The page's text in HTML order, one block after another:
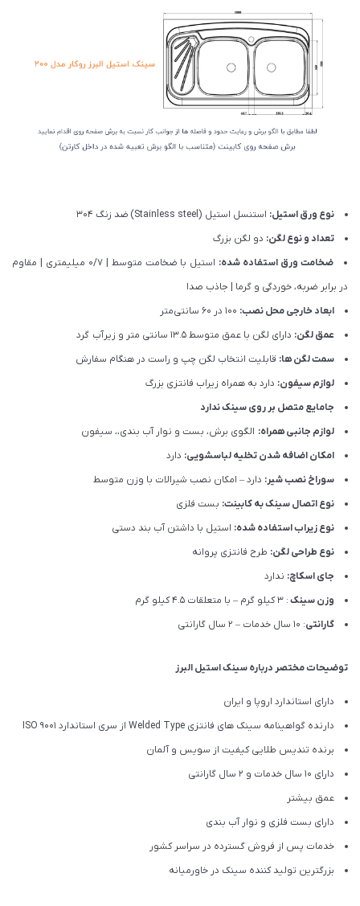
نوع ورق استیل: استنسل استیل (Stainless steel) ضد زنگ 304
تعداد و نوع لگن: دو لگن بزرگ
ضخامت ورق استفاده شده:
استیل با ضخامت متوسط | 0/7 میلیمتری | مقاوم
در برابر ضربه، خوردگی و گرما | جاذب صدا
ابعاد خارجی محل نصب:
عمق لگن: دارای لگن با عمق متوسط 13.5 سانتی متر و زیرآب گرد
سمت لگن ها: قابلیت انتخاب لگن چپ و راست در هنگام سفارش
لوازم سیفون: دارد به همراه زیراب فانتزی بزرگ
جامایع متصل بر روی سینک ندارد
لوازم جانبی همراه: الگوی برش، بست و نوار آب بندی،، سیفون
امکان اضافه شدن تخلیه لباسشویی: دارد
سوراخ نصب شیر: دارد – امکان نصب شیرالات با وزن متوسط
نوع اتصال سینک به کابینت: بست فلزی
نوع زیراب استفاده شده: استیل با داشتن آب بند دستی
نوع طراحی لگن: طرح فانتزی پروانه
جای اسکاچ: ندارد
وزن سینک: 3 کیلو گرم – با متعلقات 4.5 کیلو گرم
گارانتی: 10 سال خدمات – 2 سال گارانتی
توضیحات مختصر درباره سینک استیل البرز
دارای استاندارد اروپا و ایران
دارنده گواهینامه سینک های فانتزی Welded Type از سری استاندارد ISO 9001
برنده تندیس طلایی کیفیت از سویس و آلمان
دارای ۱۰ سال خدمات و 2 سال گارانتی
عمق بیشتر
دارای بست فلزی و نوار آب بندی
خدمات پس از فروش گسترده در سراسر کشور
بزرگترین تولید کننده سینک در خاورمیانه